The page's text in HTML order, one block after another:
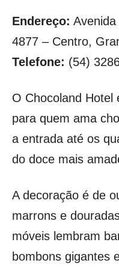
Endereço:
4877 – Centro,
Telefone: (54)
O Chocoland
para quem ama
a entrada até os
do doce mais
A decoração é de
marrons e
móveis lembram
bombons gigantes